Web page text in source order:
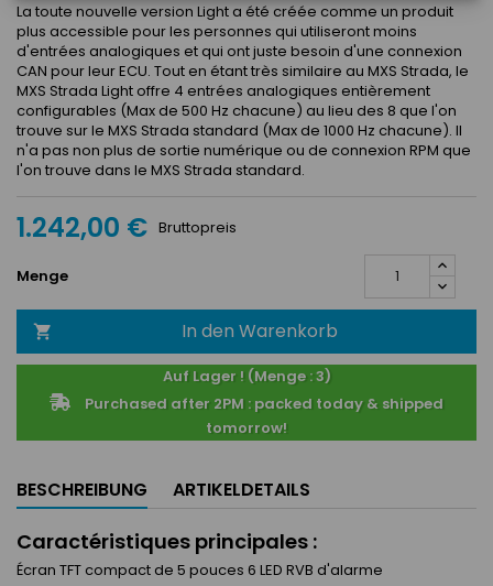
La toute nouvelle version Light a été créée comme un produit
plus accessible pour les personnes qui utiliseront moins
d'entrées analogiques et qui ont juste besoin d'une connexion
CAN pour leur ECU. Tout en étant très similaire au MXS Strada, le
MXS Strada Light offre 4 entrées analogiques entièrement
configurables (Max de 500 Hz chacune) au lieu des 8 que l'on
trouve sur le MXS Strada standard (Max de 1000 Hz chacune). Il
n'a pas non plus de sortie numérique ou de connexion RPM que
l'on trouve dans le MXS Strada standard.
1.242,00 € Bruttopreis
Menge
 In den Warenkorb
Auf Lager ! (Menge : 3)
Purchased after 2PM : packed today & shipped
tomorrow!
BESCHREIBUNG ARTIKELDETAILS
Caractéristiques principales :
Écran TFT compact de 5 pouces 6 LED RVB d'alarme